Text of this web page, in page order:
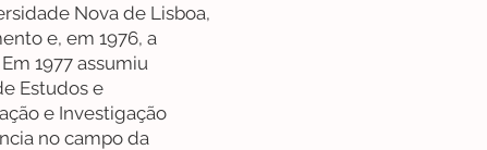
Nova de Lisboa,
e, em 1976, a
1977 assumiu
Estudos e
e Investigação
no campo da